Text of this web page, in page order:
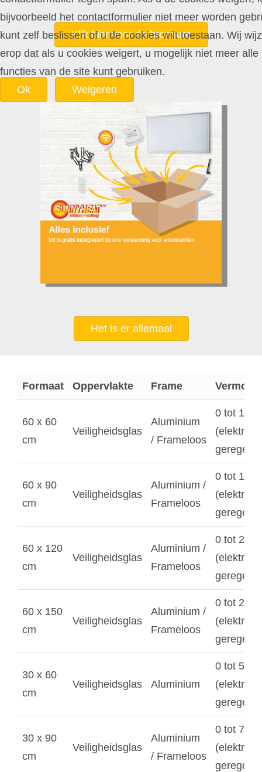
Klik hier voor de brochure
Het is er allemaal
Formaat Oppervlakte Frame
60 x 60
cm
Veiligheidsglas
Aluminium
/ Frameloos
0 tot
geregeld)
60 x 90
cm
Veiligheidsglas
Aluminium /
Frameloos
0 tot
geregeld)
60 x 120
cm
Veiligheidsglas
Aluminium /
Frameloos
0 tot
geregeld)
60 x 150
cm
Veiligheidsglas
Aluminium /
Frameloos
0 tot
geregeld)
30 x 60
cm
Veiligheidsglas Aluminium
0 tot 500
geregeld)
30 x 90
cm
Veiligheidsglas
Aluminium
/ Frameloos
0 tot 750
geregeld)
bijvoorbeeld het contactformulier niet meer worden
kunt zelf beslissen of u de cookies wilt toestaan. Wij
erop dat als u cookies weigert, u mogelijk niet meer alle
functies van de site kunt gebruiken.
Ok
Weigeren